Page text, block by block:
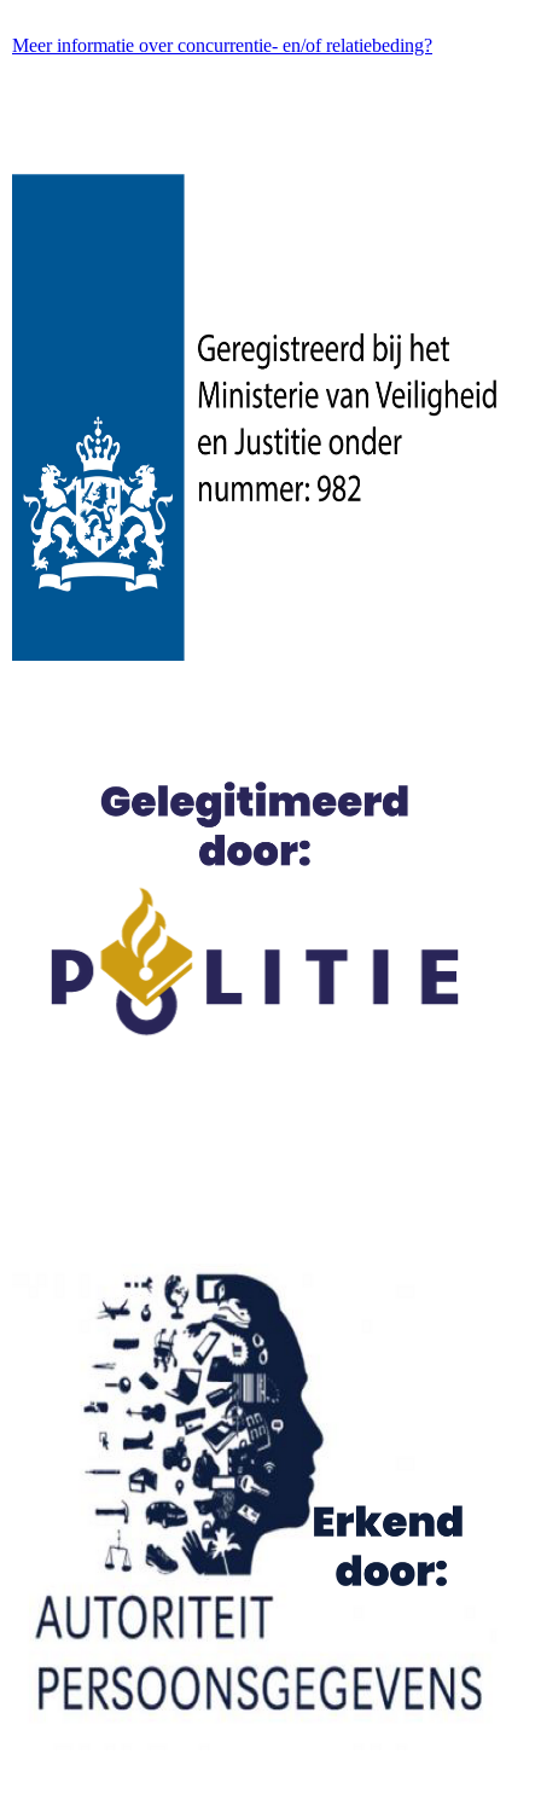
Meer informatie over concurrentie- en/of relatiebeding?